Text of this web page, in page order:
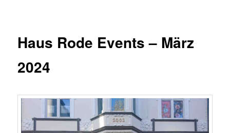
Haus Rode Events – März
2024